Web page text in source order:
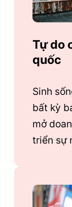
Tự do
quốc
Sinh
bất kỳ
mở
triển sự